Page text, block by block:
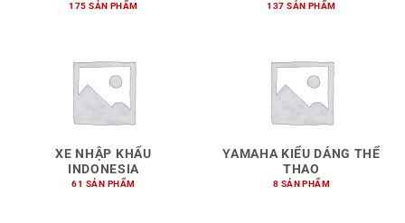
175 SẢN PHẨM 137 SẢN PHẨM
XE NHẬP KHẨU
INDONESIA
61 SẢN PHẨM
YAMAHA KIỂU DÁNG THỂ
THAO
8 SẢN PHẨM